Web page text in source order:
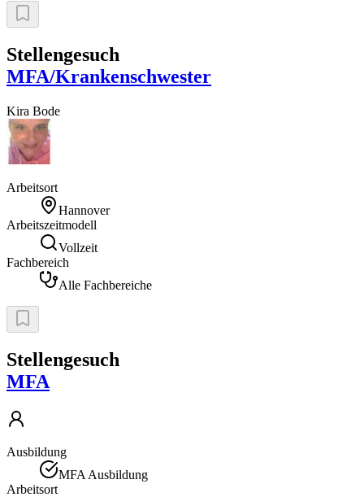
Stellengesuch
MFA/Krankenschwester
Kira Bode
Arbeitsort
Hannover
Arbeitszeitmodell
Vollzeit
Fachbereich
Alle Fachbereiche
Stellengesuch
MFA
Ausbildung
MFA Ausbildung
Arbeitsort